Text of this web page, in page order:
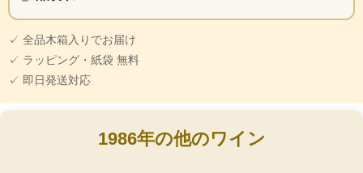
✓ 全品木箱入りでお届け
✓ ラッピング・紙袋 無料
✓ 即日発送対応
1986年の他のワイン